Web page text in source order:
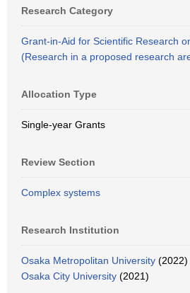
Research Category
Grant-in-Aid for Scientific Research
(Research in a proposed research
Allocation Type
Single-year Grants
Review Section
Complex systems
Research Institution
Osaka Metropolitan University (2022)
Osaka City University (2021)